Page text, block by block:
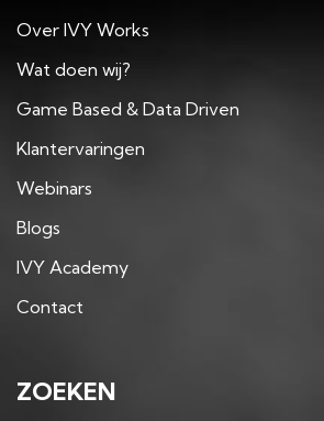
Over IVY Works
Wat doen wij?
Game Based & Data Driven
Klantervaringen
Webinars
Blogs
IVY Academy
Contact
ZOEKEN